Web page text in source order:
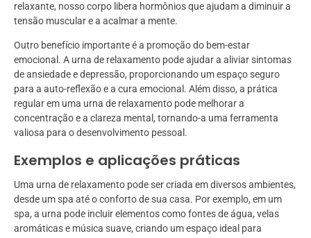
relaxante, nosso corpo libera hormônios que ajudam a diminuir a
tensão muscular e a acalmar a mente.
Outro benefício importante é a promoção do bem-estar
emocional. A urna de relaxamento pode ajudar a aliviar sintomas
de ansiedade e depressão, proporcionando um espaço seguro
para a auto-reflexão e a cura emocional. Além disso, a prática
regular em uma urna de relaxamento pode melhorar a
concentração e a clareza mental, tornando-a uma ferramenta
valiosa para o desenvolvimento pessoal.
Exemplos e aplicações práticas
Uma urna de relaxamento pode ser criada em diversos ambientes,
desde um spa até o conforto de sua casa. Por exemplo, em um
spa, a urna pode incluir elementos como fontes de água, velas
aromáticas e música suave, criando um espaço ideal para